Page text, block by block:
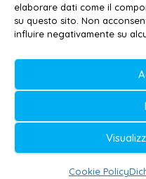
elaborare dati come il
su questo sito. Non
influire negativamente su
Cookie Policy
© 2020-
Testata iscritta al
Stampa
Editore e
Galatina24 è